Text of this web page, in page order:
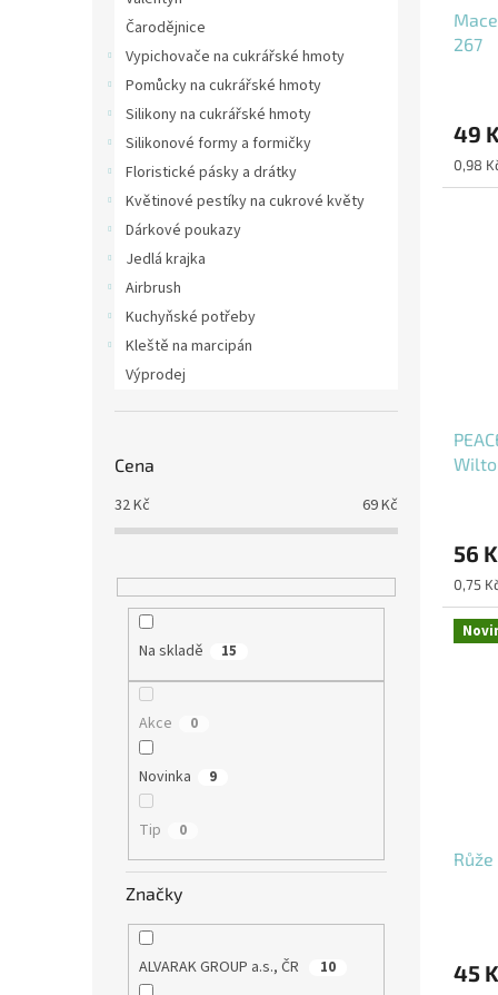
Čarodějnice
Vypichovače na cukrářské hmoty
Pomůcky na cukrářské hmoty
Silikony na cukrářské hmoty
Silikonové formy a formičky
Floristické pásky a drátky
Květinové pestíky na cukrové květy
Dárkové poukazy
Jedlá krajka
Airbrush
Kuchyňské potřeby
Kleště na marcipán
Výprodej
Cena
32Kč 69Kč
Na skladě 15
Akce 0
Novinka 9
Tip 0
Značky
ALVARAK GROUP a.s., ČR 10
267
49
Měrná
0,98
56
Měrná
0,75
45